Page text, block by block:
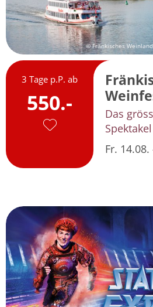
© Fränkisches
3 Tage p.P. ab
550.-
Das
Fr.